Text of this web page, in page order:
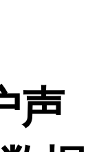
声